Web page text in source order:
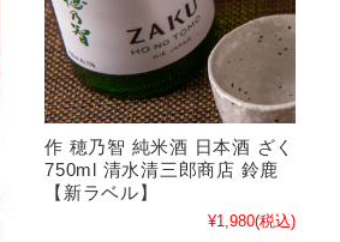
作 穂乃智 純米酒 日本酒 ざく
750ml 清水清三郎商店 鈴鹿
【新ラベル】
¥1,980(税込)